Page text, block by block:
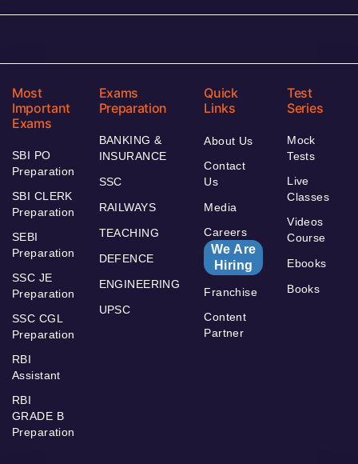
Most
Important
Exams
SBI PO
Preparation
SBI CLERK
Preparation
SEBI
Preparation
SSC JE
Preparation
SSC CGL
Preparation
RBI
Assistant
RBI
GRADE B
Preparation
Exams
Preparation
BANKING &
INSURANCE
SSC
RAILWAYS
TEACHING
DEFENCE
ENGINEERING
UPSC
Quick
Links
About Us
Contact
Us
Media
Careers
We Are
Hiring
Franchise
Content
Partner
Test
Series
Mock
Tests
Live
Classes
Videos
Course
Ebooks
Books